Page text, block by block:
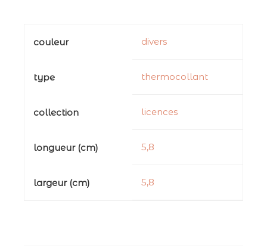
couleur divers
type thermocollant
collection licences
longueur (cm) 5,8
largeur (cm) 5,8